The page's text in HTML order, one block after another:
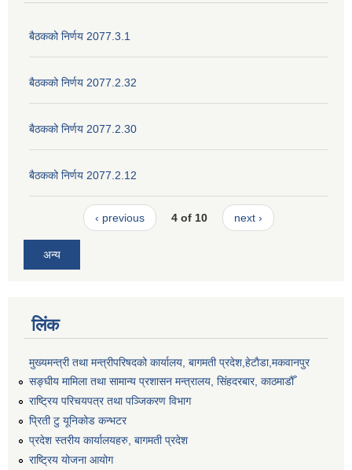
बैठकको निर्णय 2077.3.1
बैठकको निर्णय 2077.2.32
बैठकको निर्णय 2077.2.30
बैठकको निर्णय 2077.2.12
‹ previous 4 of 10 next ›
अन्य
लिंक
मुख्यमन्त्री तथा मन्त्रीपरिषदको कार्यालय, बागमती प्रदेश,हेटाैडा,मकवानपुर
सङ्‍घीय मामिला तथा सामान्य प्रशासन मन्त्रालय, सिंहदरबार, काठमाडौँ
राष्ट्रिय परिचयपत्र तथा पञ्जिकरण विभाग
प्रिती टु यूनिकोड कन्भटर
प्रदेश स्तरीय कार्यालयहरु, बागमती प्रदेश
राष्ट्रिय योजना आयोग